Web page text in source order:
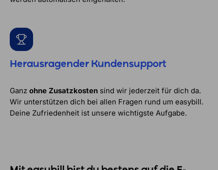
Herausragender Kundensupport
Ganz ohne Zusatzkosten sind wir jederzeit für dich da.
Wir unterstützen dich bei allen Fragen rund um easybill.
Deine Zufriedenheit ist unsere wichtigste Aufgabe.